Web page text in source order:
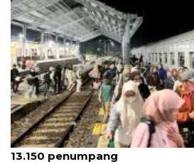
Puncak arus balik KAI Jember
13.150 penumpang